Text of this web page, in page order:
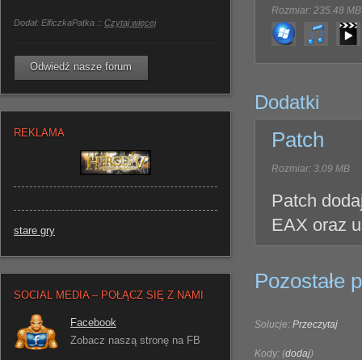
Dodał: ElficzkaPatka :: Czytaj więcej
Odwiedź nasze forum
REKLAMA
stare gry
SOCIAL MEDIA – POŁĄCZ SIĘ Z NAMI
Facebook
Zobacz naszą stronę na FB
Rozmiar: 235.48 MB
Dodatki
Patch
Rozmiar: 3.09 MB
Patch
EAX oraz
Pozostałe
Solucje: Przeczytaj
Kody: (dodaj)